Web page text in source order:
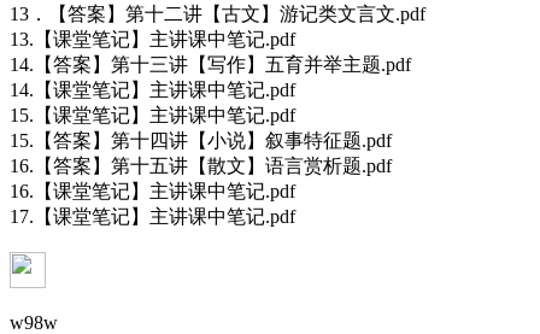
13．【答案】第十二讲【古文】游记类文言文.pdf
13.【课堂笔记】主讲课中笔记.pdf
14.【答案】第十三讲【写作】五育并举主题.pdf
14.【课堂笔记】主讲课中笔记.pdf
15.【课堂笔记】主讲课中笔记.pdf
15.【答案】第十四讲【小说】叙事特征题.pdf
16.【答案】第十五讲【散文】语言赏析题.pdf
16.【课堂笔记】主讲课中笔记.pdf
17.【课堂笔记】主讲课中笔记.pdf
w98w